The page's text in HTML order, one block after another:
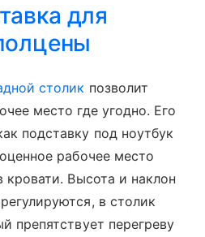
для
столик позволит
место где угодно. Его
подставку под ноутбук
рабочее место
Высота и наклон
в столик
препятствует перегреву